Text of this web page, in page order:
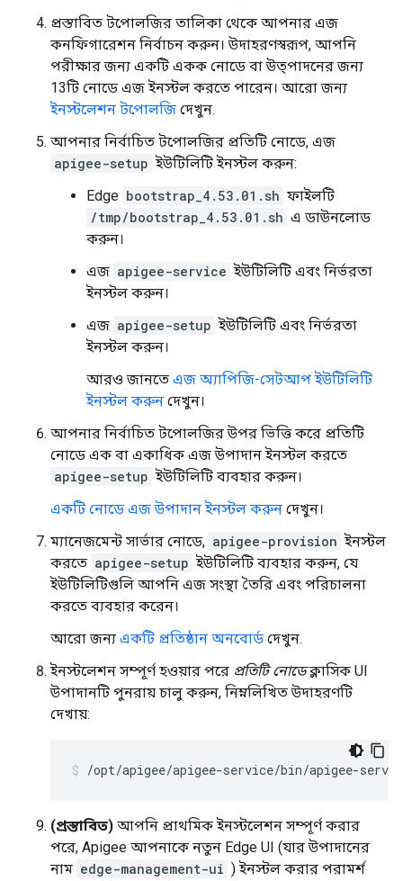
প্রস্তাবিত টপোলজির তালিকা থেকে আপনার এজ
কনফিগারেশন নির্বাচন করুন। উদাহরণস্বরূপ, আপনি
পরীক্ষার জন্য একটি একক নোডে বা উত্পাদনের জন্য
13টি নোডে এজ ইনস্টল করতে পারেন। আরো জন্য
ইনস্টলেশন টপোলজি দেখুন.
আপনার নির্বাচিত টপোলজির প্রতিটি নোডে, এজ
apigee-setup ইউটিলিটি ইনস্টল করুন:
Edge bootstrap_4.53.01.sh ফাইলটি
/tmp/bootstrap_4.53.01.sh এ ডাউনলোড
করুন।
এজ apigee-service ইউটিলিটি এবং নির্ভরতা
ইনস্টল করুন।
এজ apigee-setup ইউটিলিটি এবং নির্ভরতা
ইনস্টল করুন।
আরও জানতে এজ অ্যাপিজি-সেটআপ ইউটিলিটি
ইনস্টল করুন দেখুন।
আপনার নির্বাচিত টপোলজির উপর ভিত্তি করে প্রতিটি
নোডে এক বা একাধিক এজ উপাদান ইনস্টল করতে
apigee-setup ইউটিলিটি ব্যবহার করুন।
একটি নোডে এজ উপাদান ইনস্টল করুন দেখুন।
ম্যানেজমেন্ট সার্ভার নোডে, apigee-provision ইনস্টল
করতে apigee-setup ইউটিলিটি ব্যবহার করুন, যে
ইউটিলিটিগুলি আপনি এজ সংস্থা তৈরি এবং পরিচালনা
করতে ব্যবহার করেন।
আরো জন্য একটি প্রতিষ্ঠান অনবোর্ড দেখুন.
ইনস্টলেশন সম্পূর্ণ হওয়ার পরে প্রতিটি নোডেক্লাসিক UI
উপাদানটি পুনরায় চালু করুন, নিম্নলিখিত উদাহরণটি
দেখায়:
/opt/apigee/apigee-service/bin/apigee-
(প্রস্তাবিত) আপনি প্রাথমিক ইনস্টলেশন সম্পূর্ণ করার
পরে, Apigee আপনাকে নতুন Edge UI (যার উপাদানের
নাম edge-management-ui ) ইনস্টল করার পরামর্শ